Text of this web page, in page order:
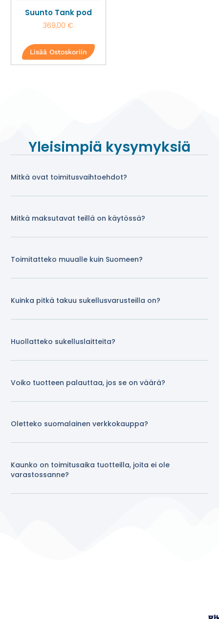
Suunto Tank pod
369,00€
Lisää Ostoskoriin
Yleisimpiä kysymyksiä
Mitkä ovat toimitusvaihtoehdot?
Mitkä maksutavat teillä on käytössä?
Toimitatteko muualle kuin Suomeen?
Kuinka pitkä takuu sukellusvarusteilla on?
Huollatteko sukelluslaitteita?
Voiko tuotteen palauttaa, jos se on väärä?
Oletteko suomalainen verkkokauppa?
Kaunko on toimitusaika tuotteilla, joita ei ole
varastossanne?